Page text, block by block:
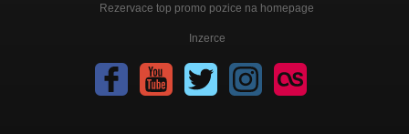
Rezervace top promo pozice na homepage
Inzerce